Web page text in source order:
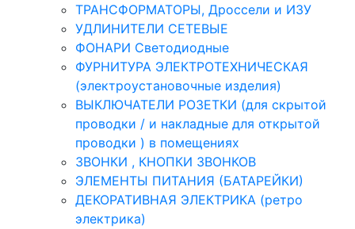
ТРАНСФОРМАТОРЫ, Дроссели и ИЗУ
УДЛИНИТЕЛИ СЕТЕВЫЕ
ФОНАРИ Светодиодные
ФУРНИТУРА ЭЛЕКТРОТЕХНИЧЕСКАЯ
(электроустановочные изделия)
ВЫКЛЮЧАТЕЛИ РОЗЕТКИ (для скрытой
проводки / и накладные для открытой
проводки ) в помещениях
ЗВОНКИ , КНОПКИ ЗВОНКОВ
ЭЛЕМЕНТЫ ПИТАНИЯ (БАТАРЕЙКИ)
ДЕКОРАТИВНАЯ ЭЛЕКТРИКА (ретро
электрика)